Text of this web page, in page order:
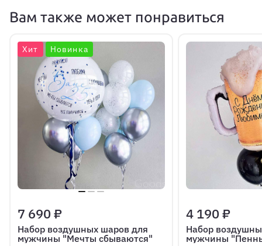
Вам также может понравиться
Хит Новинка
7 690 ₽
Набор воздушных шаров для
мужчины "Мечты сбываются"
4 190 ₽
Набор
мужчины